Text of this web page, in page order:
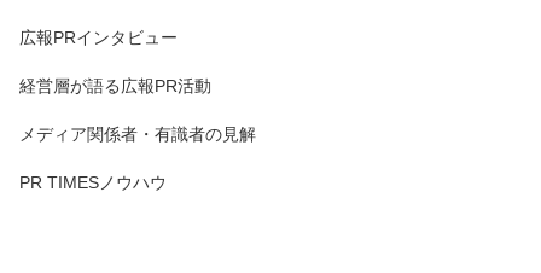
広報PRインタビュー
経営層が語る広報PR活動
メディア関係者・有識者の見解
PR TIMESノウハウ